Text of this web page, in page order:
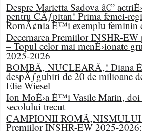
Despre Marietta Sadova â€”
pentru CÄƒpitan! Prima femei-
RomÃ¢nia È™i exemplu feminin
Decernarea Premiilor INSHR-EW
– Topul celor mai menÈ›ionate
2025-2026
BOMBÄ‚ NUCLEARÄ‚! Diana
despÄƒgubiri de 20 de milioane
Elie Wiesel
Ion MoÈ›a È™i Vasile Marin,
secolului trecut
CAMPIONII
Premiilor INSHR-EW 2025-